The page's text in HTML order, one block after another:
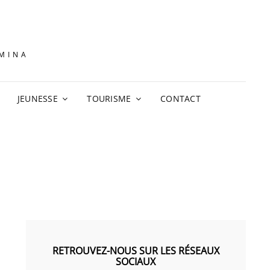
JEUNESSE TOURISME CONTACT
RETROUVEZ-NOUS SUR LES RÉSEAUX
SOCIAUX